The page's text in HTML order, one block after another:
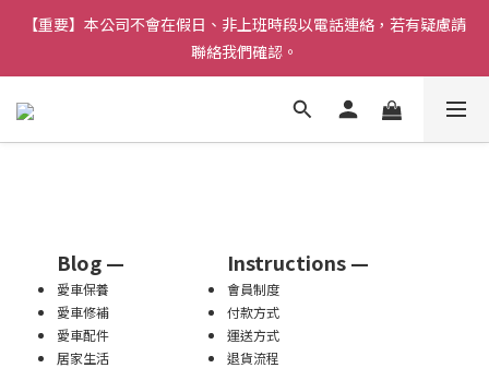
【重要】本公司不會在假日、非上班時段以電話連絡，若有疑慮請
聯絡我們確認。
【重要】本公司不會在假日、非上班時段以電話連絡，若有疑慮請
聯絡我們確認。
登入會員滿$888即可免運，並可累積購物金。
【重要】本公司不會在假日、非上班時段以電話連絡，若有疑慮請
聯絡我們確認。
Blog — Instructions —
愛車保養
會員制度
愛車修補
付款方式
愛車配件
運送方式
居家生活
退貨流程